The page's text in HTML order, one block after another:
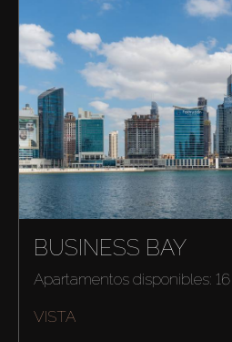
BUSINESS BAY
Apartamentos disponibles: 16
VISTA